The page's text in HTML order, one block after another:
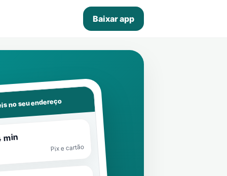
Baixar app
no seu endereço
min
Pix e cartão